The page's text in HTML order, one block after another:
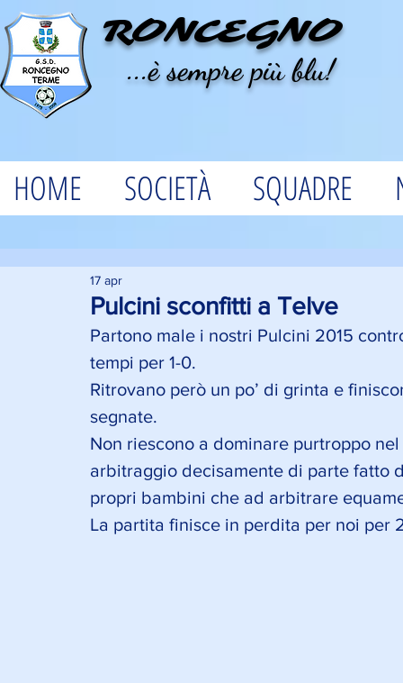
RONCEGNO
...è sempre più blu!
HOME SOCIETÀ SQUADRE
Pulcini sconfitti a Telve
17 apr
Partono male i nostri Pulcini 2015
tempi per 1-0.
Ritrovano però un po’ di grinta e
segnate.
Non riescono a dominare purtroppo
arbitraggio decisamente di parte fatto
propri bambini che ad arbitrare
La partita finisce in perdita per noi per